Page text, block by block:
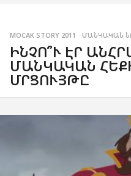
MOCAK STORY 2011 ,ՄԱՆԿԱԿԱՆ
ԻՆՉՈ՞Ւ ԷՐ
ՄԱՆԿԱԿԱՆ
ՄՐՑՈՒՅԹԸ